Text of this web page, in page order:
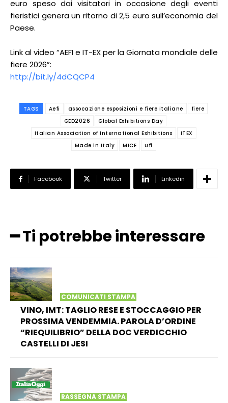
euro speso dai visitatori in occasione degli eventi
fieristici genera un ritorno di 2,5 euro sull’economia del
Paese.
Link al video “AEFI e IT-EX per la Giornata mondiale delle
fiere 2026”:
http://bit.ly/4dCQCP4
TAGS Aefi assocazione esposizioni e fiere italiane
fiere
GED2026
Global Exhibitions Day
Italian Association of International Exhibitions
ITEX
Made in Italy
MICE ufi
Facebook Twitter Linkedin
━ Ti potrebbe interessare
COMUNICATI STAMPA
VINO, IMT: TAGLIO RESE E STOCCAGGIO PER
PROSSIMA VENDEMMIA. PAROLA D’ORDINE
“RIEQUILIBRIO” DELLA DOC VERDICCHIO
CASTELLI DI JESI
RASSEGNA STAMPA